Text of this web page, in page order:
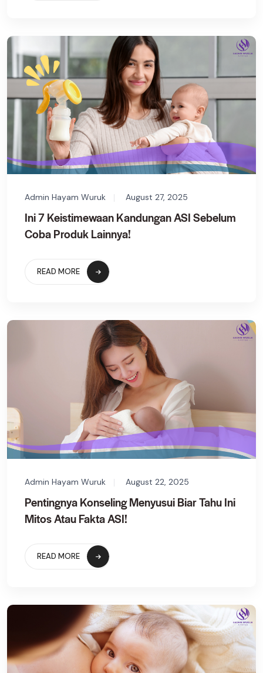
Admin Hayam Wuruk August 27, 2025
Ini 7 Keistimewaan Kandungan ASI Sebelum
Coba Produk Lainnya!
READ MORE
Admin Hayam Wuruk August 22, 2025
Pentingnya Konseling Menyusui Biar Tahu Ini
Mitos Atau Fakta ASI!
READ MORE